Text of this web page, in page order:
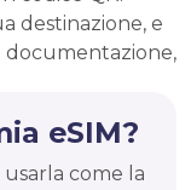
destinazione, e
documentazione,
eSIM?
come la